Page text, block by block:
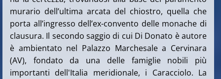
murario dell’ultima arcata del chiostro, quella che
porta all’ingresso dell’ex-convento delle monache di
clausura. Il secondo saggio di cui Di Donato è autore
è ambientato nel Palazzo Marchesale a Cervinara
(AV), fondato da una delle famiglie nobili più
importanti dell'Italia meridionale, i Caracciolo. La